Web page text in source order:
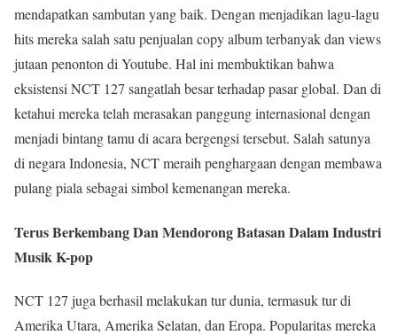
mendapatkan sambutan yang baik. Dengan menjadikan lagu-lagu
hits mereka salah satu penjualan copy album terbanyak dan views
jutaan penonton di Youtube. Hal ini membuktikan bahwa
eksistensi NCT 127 sangatlah besar terhadap pasar global. Dan di
ketahui mereka telah merasakan panggung internasional dengan
menjadi bintang tamu di acara bergengsi tersebut. Salah satunya
di negara Indonesia, NCT meraih penghargaan dengan membawa
pulang piala sebagai simbol kemenangan mereka.
Terus Berkembang Dan Mendorong Batasan Dalam Industri
Musik K-pop
NCT 127 juga berhasil melakukan tur dunia, termasuk tur di
Amerika Utara, Amerika Selatan, dan Eropa. Popularitas mereka